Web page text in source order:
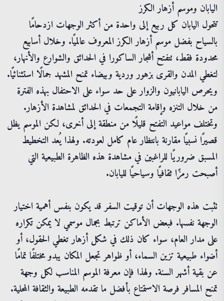
اليابان وموسم أزهار الكرز
تتحول اليابان كل ربيع إلى واحدة من أكثر الوجهات ازدحامًا
بالسياح بفضل موسم أزهار الكرز المعروف عالميًا. وخلال أسابيع
محدودة فقط، تتفتح أشجار الساكورا في الحدائق والشوارع والأنهار،
لتغطي المدن والقرى بزهور وردية وبيضاء تمنح المشهد جمالًا استثنائيًا.
ويحرص اليابانيون والزوار على حد سواء على الاحتفال بهذه الفترة
من خلال التنزه وإقامة التجمعات في الحدائق لمشاهدة الأزهار.
وتختلف مواعيد التفتح قليلًا من منطقة إلى أخرى، لكن الموسم يظل
قصيرًا نسبيًا مقارنة بانتظار عام كامل لعودته. ولهذا يُعد التخطيط
المسبق ضروريًا للراغبين في مشاهدة هذه الظاهرة الطبيعية التي
أصبحت رمزًا ثقافيًا وسياحيًا لليابان.
تثبت هذه الوجهات أن توقيت السفر قد يكون بنفس أهمية اختيار
الوجهة نفسها. فبعض الأماكن ترتبط بجمال موسمي لا يمكن تكراره
على مدار العام، سواء كان ذلك في شكل أزهار تغطي الحقول، أو
أضواء طبيعية تزين السماء، أو ظواهر تجعل المكان يبدو مختلفًا تمامًا
عن بقية أشهر السنة. ولهذا فإن معرفة الموسم المناسب لكل وجهة
تمنح المسافر فرصة الاستمتاع بأفضل ما تقدمه الطبيعة والثقافة المحلية.